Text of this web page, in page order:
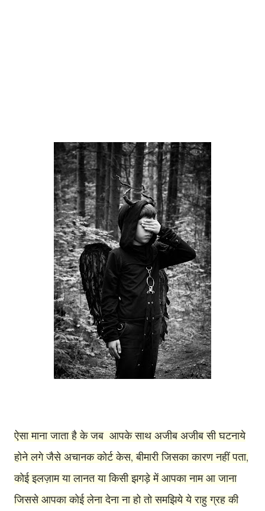
ऐसा माना जाता है के जब आपके साथ अजीब अजीब सी घटनाये
होने लगे जैसे अचानक कोर्ट केस, बीमारी जिसका कारण नहीं पता,
कोई इलज़ाम या लानत या किसी झगड़े में आपका नाम आ जाना
जिससे आपका कोई लेना देना ना हो तो समझिये ये राहु ग्रह की